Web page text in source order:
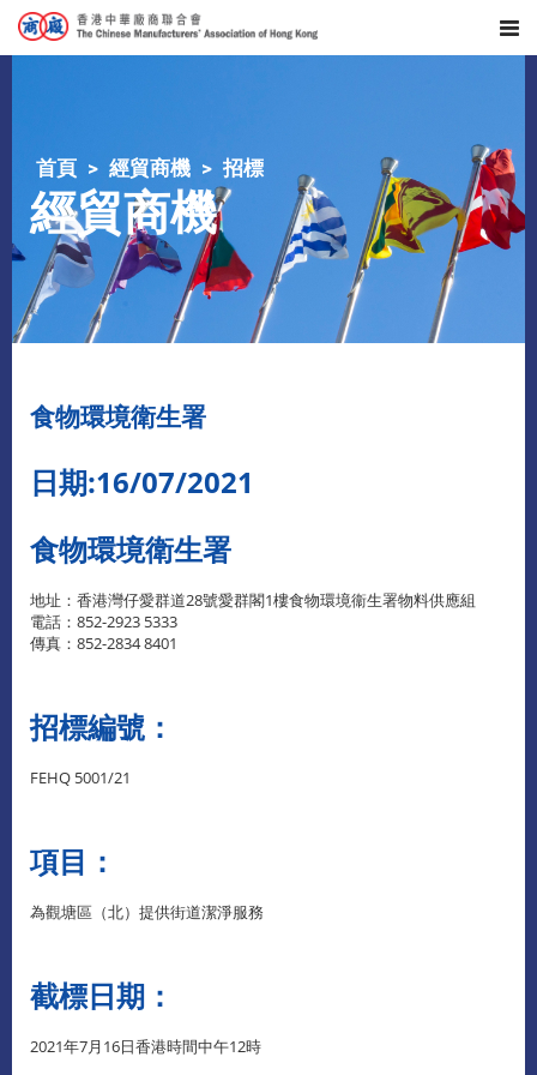
首頁 經貿商機 招標
經貿商機
食物環境衛生署
日期:16/07/2021
食物環境衛生署
地址：香港灣仔愛群道28號愛群閣1樓食物環境衞生署物料供應組
電話：852-2923 5333
傳真：852-2834 8401
招標編號：
FEHQ 5001/21
項目：
為觀塘區（北）提供街道潔淨服務
截標日期：
2021年7月16日香港時間中午12時